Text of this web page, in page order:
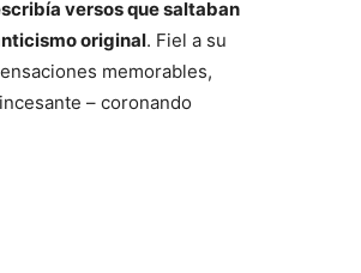
versos que saltaban
original. Fiel a su
memorables,
– coronando